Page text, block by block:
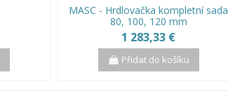
MASC - Hrdlovačka kompletní sada
80, 100, 120 mm
1 283,33 €
Přidat do košíku